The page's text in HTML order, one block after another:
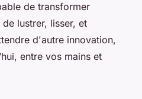
de transformer
de lustrer, lisser, et
d'autre innovation,
entre vos mains et